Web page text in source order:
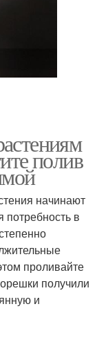
полив
начинают
потребность в
проливайте
получили
и